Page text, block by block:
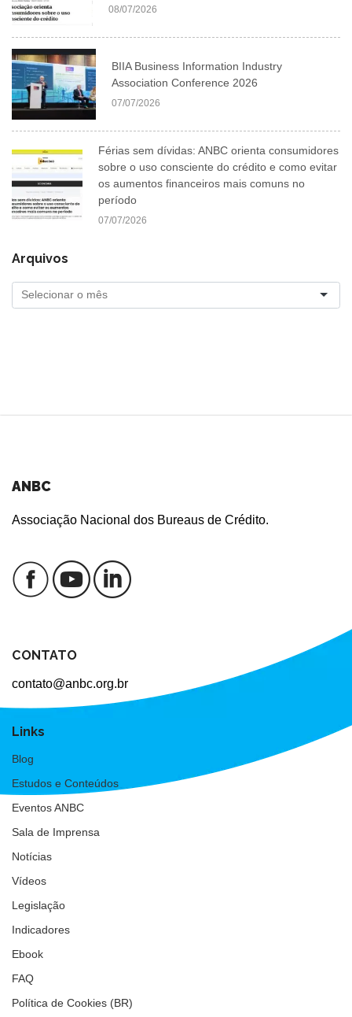
08/07/2026
BIIA Business Information Industry
Association Conference 2026
07/07/2026
Férias sem dívidas: ANBC orienta consumidores
sobre o uso consciente do crédito e como evitar
os aumentos financeiros mais comuns no
período
07/07/2026
Arquivos
ANBC
Associação Nacional dos Bureaus de Crédito.
CONTATO
contato@anbc.org.br
Links
Blog
Estudos e Conteúdos
Eventos ANBC
Sala de Imprensa
Notícias
Vídeos
Legislação
Indicadores
Ebook
FAQ
Política de Cookies (BR)